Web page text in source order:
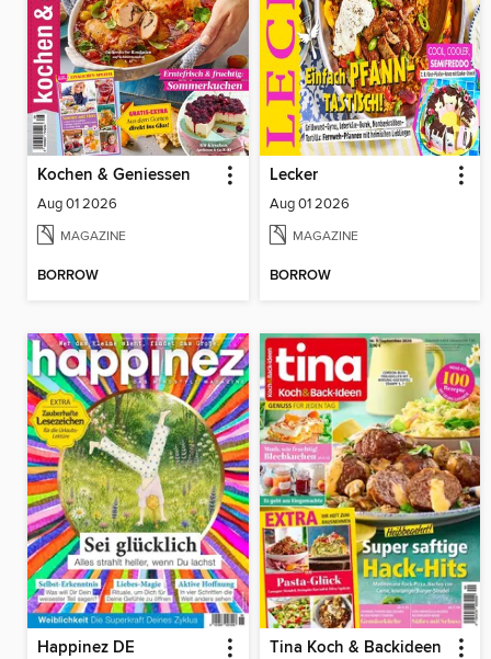
Kochen & Geniessen
Aug 01 2026
MAGAZINE
BORROW
Lecker
Aug 01 2026
MAGAZINE
BORROW
Happinez DE Tina Koch & Backideen